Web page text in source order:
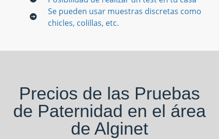
Se pueden usar muestras discretas como
chicles, colillas, etc.
Precios de las Pruebas
de Paternidad en el área
de Alginet